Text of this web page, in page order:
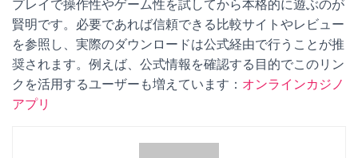
プレイで操作性やゲーム性を試してから本格的に遊ぶのが
賢明です。必要であれば信頼できる比較サイトやレビュー
を参照し、実際のダウンロードは公式経由で行うことが推
奨されます。例えば、公式情報を確認する目的でこのリン
クを活用するユーザーも増えています： オンラインカジノ
アプリ